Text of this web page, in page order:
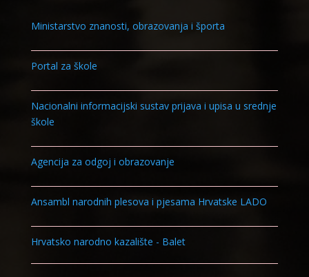
Ministarstvo znanosti, obrazovanja i športa
Portal za škole
Nacionalni informacijski sustav prijava i upisa u srednje
škole
Agencija za odgoj i obrazovanje
Ansambl narodnih plesova i pjesama Hrvatske LADO
Hrvatsko narodno kazalište - Balet